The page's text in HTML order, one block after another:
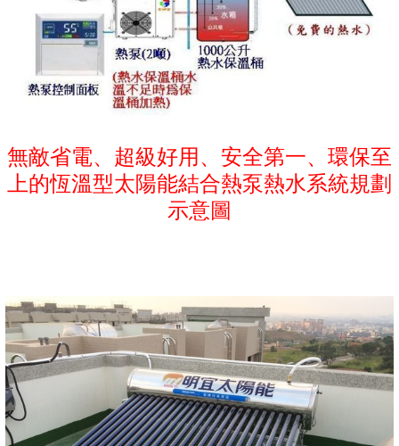
無敵省電、超級好用、安全第一、環保至
上的恆溫型太陽能結合熱泵熱水系統規劃
示意圖